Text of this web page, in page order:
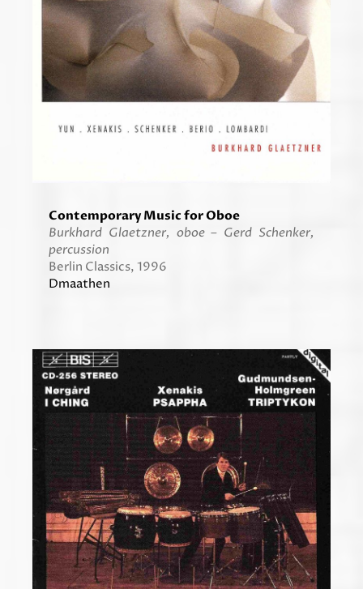
Contemporary Music for Oboe
Burkhard Glaetzner, oboe – Gerd Schenker,
percussion
Berlin Classics, 1996
Dmaathen